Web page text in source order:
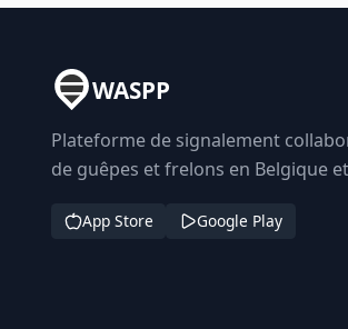
WASPP
Plateforme de signalement
de guêpes et frelons en Belgique
App Store Google Play